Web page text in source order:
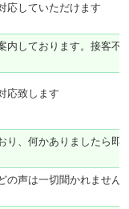
応していただけます
内しております。接客
応致します
り、何かありましたら即
の声は一切聞かれません